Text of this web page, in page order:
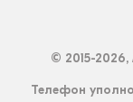
© 2015-2026,
Телефон